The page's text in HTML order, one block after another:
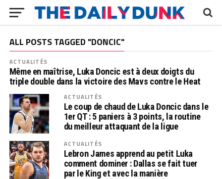
ALL POSTS TAGGED "DONCIC"
ACTUALITÉS
Même en maîtrise, Luka Doncic est à deux doigts du
triple double dans la victoire des Mavs contre le Heat
ACTUALITÉS
Le coup de chaud de Luka Doncic dans le
1er QT : 5 paniers à 3 points, la routine
du meilleur attaquant de la ligue
ACTUALITÉS
Lebron James apprend au petit Luka
comment dominer : Dallas se fait tuer
par le King et avec la manière